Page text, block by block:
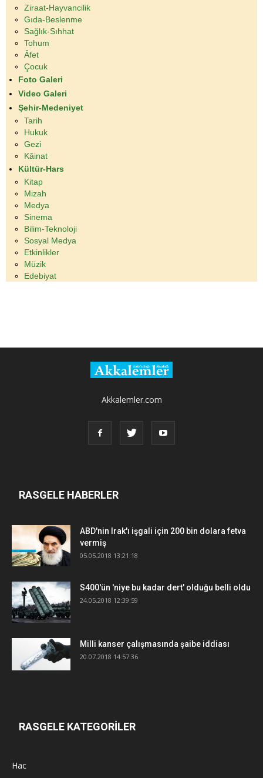
Ziraat-Hayvancilik
Gıda-Beslenme
Sağlık-Sıhhat
Tohum
Âfet
Çocuk
Foto Galeri
Video Galeri
Şehir-Medeniyet
Tarih
Hukuk
Gezi
Kâinat
Kültür-Hars
Kitap
Mizah
Medya
Sinema
Bilim-Teknoloji
Sosyal Medya
Etkinlikler
Müzik
Edebiyat
Akkalemler.com
RASGELE HABERLER
ABD'nin Irak'ı işgali için 200 bin dolara fetva
vermiş
05.05.2018 13:21:18
S400'ün 'niye bu kadar dert' olduğu belli oldu
24.05.2018 12:39:59
Milli kanser çalışmasında şaibe iddiası
20.07.2018 14:57:36
RASGELE KATEGORİLER
Hac